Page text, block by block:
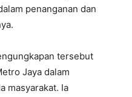
penanganan dan
tersebut
Jaya dalam
masyarakat. Ia